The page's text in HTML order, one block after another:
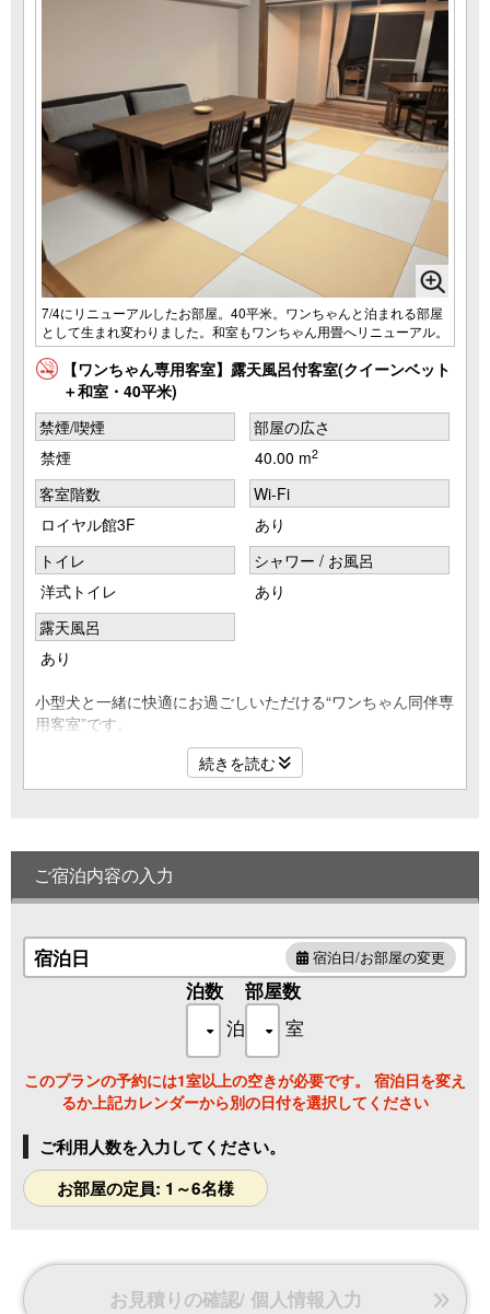
7/4にリニューアルしたお部屋。40平米。ワンちゃんと泊まれる部屋
として生まれ変わりました。和室もワンちゃん用畳へリニューアル。
【ワンちゃん専用客室】露天風呂付客室(クイーンベット
＋和室・40平米)
禁煙/喫煙
禁煙
部屋の広さ
40.00 m2
客室階数
ロイヤル館3F
Wi-Fi
あり
トイレ
洋式トイレ
シャワー / お風呂
あり
露天風呂
あり
小型犬と一緒に快適にお過ごしいただける“ワンちゃん同伴専
用客室”です。
室内は滑りにくい床材を採用し、ケージ・トイレシート・消
臭スプレーなどの基本アメニティを完備。
小型犬とのご旅行でも、プライベートな癒しの時間をゆっく
りとお楽しみいただけます。
※３名様以上はお布団をご用意いたします。
続きを読む
ご宿泊内容の入力
宿泊日 宿泊日/お部屋の変更
泊数
泊
部屋数
室
このプランの予約には1室以上の空きが必要です。 宿泊日を変え
るか上記カレンダーから別の日付を選択してください
ご利用人数を入力してください。
お部屋の定員: 1～6名様
お見積りの確認/ 個人情報入力